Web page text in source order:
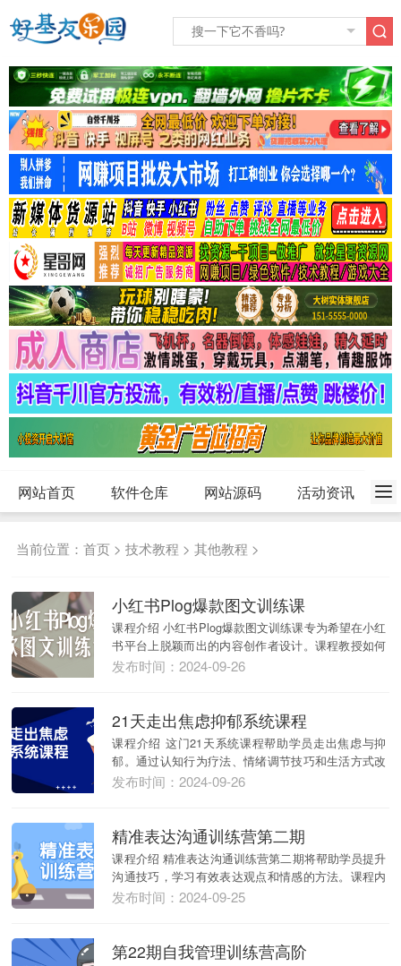
网站首页 软件仓库 网站源码 活动资讯
当前位置：首页 >技术教程 >其他教程 >
小红书Plog爆款图文训练课
课程介绍 小红书Plog爆款图文训练课专为希望在小红
书平台上脱颖而出的内容创作者设计。课程教授如何
创...
发布时间：2024-09-26
21天走出焦虑抑郁系统课程
课程介绍 这门21天系统课程帮助学员走出焦虑与抑
郁。通过认知行为疗法、情绪调节技巧和生活方式改
善，学...
发布时间：2024-09-26
精准表达沟通训练营第二期
课程介绍 精准表达沟通训练营第二期将帮助学员提升
沟通技巧，学习有效表达观点和情感的方法。课程内
容包括...
发布时间：2024-09-25
第22期自我管理训练营高阶